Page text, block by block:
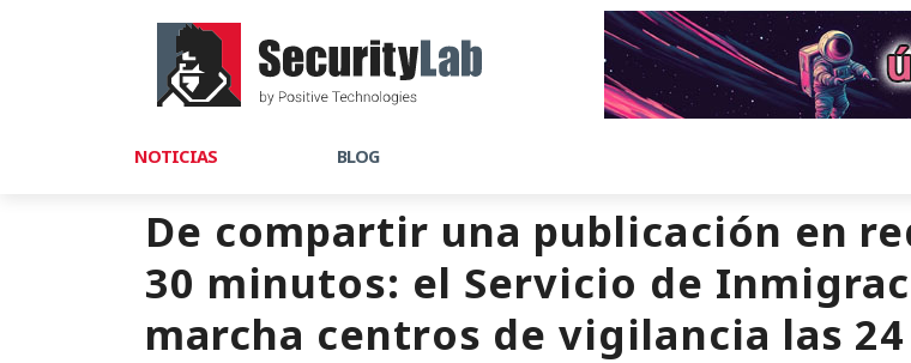
NOTICIAS BLOG
De compartir una publicación en
30 minutos: el Servicio de
marcha centros de vigilancia las